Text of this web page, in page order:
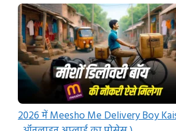
2026 में Meesho Me Delivery Boy